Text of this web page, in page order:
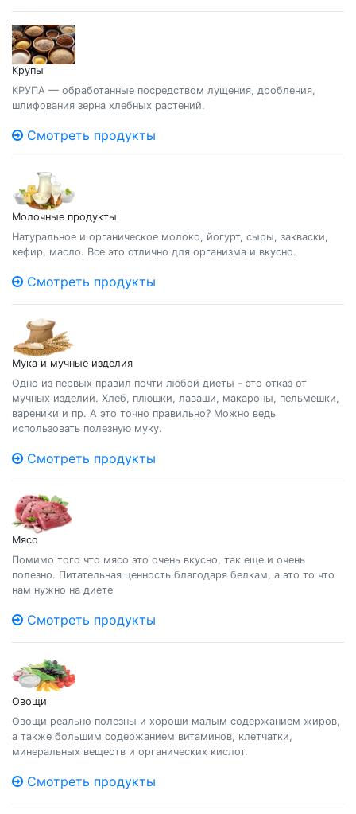
Крупы
КРУПА — обработанные посредством лущения, дробления,
шлифования зерна хлебных растений.
Смотреть продукты
Молочные продукты
Натуральное и органическое молоко, йогурт, сыры, закваски,
кефир, масло. Все это отлично для организма и вкусно.
Смотреть продукты
Мука и мучные изделия
Одно из первых правил почти любой диеты - это отказ от
мучных изделий. Хлеб, плюшки, лаваши, макароны, пельмешки,
вареники и пр. А это точно правильно? Можно ведь
использовать полезную муку.
Смотреть продукты
Мясо
Помимо того что мясо это очень вкусно, так еще и очень
полезно. Питательная ценность благодаря белкам, а это то что
нам нужно на диете
Смотреть продукты
Овощи
Овощи реально полезны и хороши малым содержанием жиров,
а также большим содержанием витаминов, клетчатки,
минеральных веществ и органических кислот.
Смотреть продукты